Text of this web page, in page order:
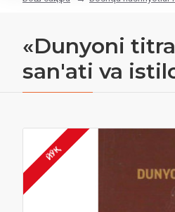
«Dunyoni
san'ati va
ЙЎҚ